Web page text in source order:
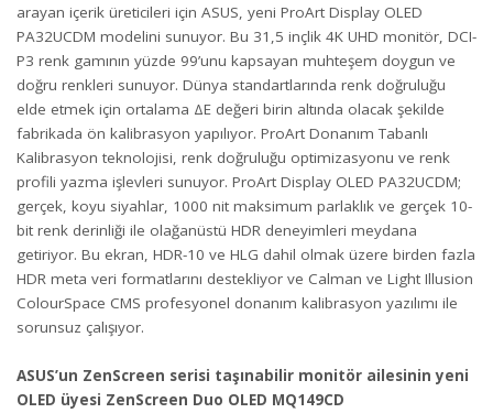
arayan içerik üreticileri için ASUS, yeni ProArt Display OLED
PA32UCDM modelini sunuyor. Bu 31,5 inçlik 4K UHD monitör, DCI-
P3 renk gamının yüzde 99’unu kapsayan muhteşem doygun ve
doğru renkleri sunuyor. Dünya standartlarında renk doğruluğu
elde etmek için ortalama ΔE değeri birin altında olacak şekilde
fabrikada ön kalibrasyon yapılıyor. ProArt Donanım Tabanlı
Kalibrasyon teknolojisi, renk doğruluğu optimizasyonu ve renk
profili yazma işlevleri sunuyor. ProArt Display OLED PA32UCDM;
gerçek, koyu siyahlar, 1000 nit maksimum parlaklık ve gerçek 10-
bit renk derinliği ile olağanüstü HDR deneyimleri meydana
getiriyor. Bu ekran, HDR-10 ve HLG dahil olmak üzere birden fazla
HDR meta veri formatlarını destekliyor ve Calman ve Light Illusion
ColourSpace CMS profesyonel donanım kalibrasyon yazılımı ile
sorunsuz çalışıyor.
ASUS’un ZenScreen serisi taşınabilir monitör ailesinin yeni
OLED üyesi ZenScreen Duo OLED MQ149CD